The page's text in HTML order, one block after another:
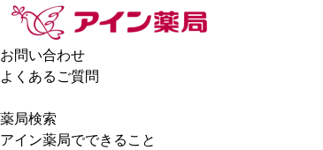
お問い合わせ
よくあるご質問
薬局検索
アイン薬局でできること